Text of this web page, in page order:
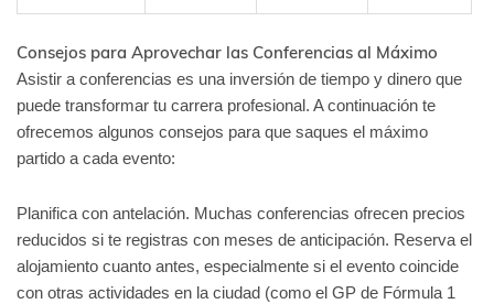
Consejos para Aprovechar las Conferencias al Máximo
Asistir a conferencias es una inversión de tiempo y dinero que
puede transformar tu carrera profesional. A continuación te
ofrecemos algunos consejos para que saques el máximo
partido a cada evento:
Planifica con antelación. Muchas conferencias ofrecen precios
reducidos si te registras con meses de anticipación. Reserva el
alojamiento cuanto antes, especialmente si el evento coincide
con otras actividades en la ciudad (como el GP de Fórmula 1